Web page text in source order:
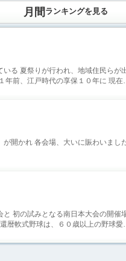
月間 ランキング
る 夏祭りが行われ、地域住民らが
年前、江戸時代の享保１０年に 現
開かれ 各会場、大いに賑わいまし
初の試みとなる南日本大会の開催
暦軟式野球は、６０歳以上の野球